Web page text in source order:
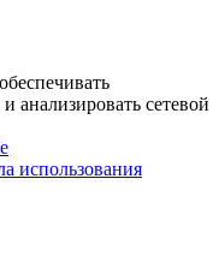
анализировать сетевой
использования